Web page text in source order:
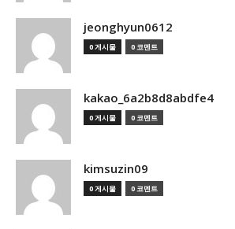
jeonghyun0612
0 게시물 0 코멘트
kakao_6a2b8d8abdfe4
0 게시물 0 코멘트
kimsuzin09
0 게시물 0 코멘트